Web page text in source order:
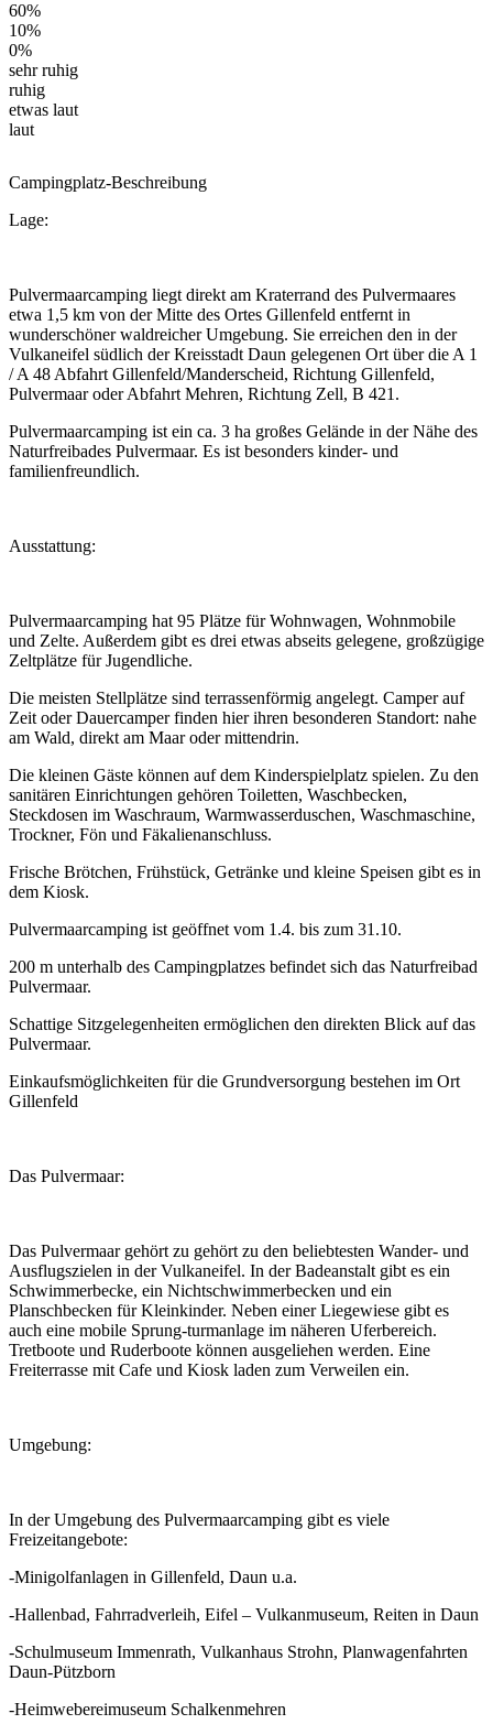
60%
10%
0%
sehr ruhig
ruhig
etwas laut
laut
Campingplatz-Beschreibung
Lage:
Pulvermaarcamping liegt direkt am Kraterrand des Pulvermaares
etwa 1,5 km von der Mitte des Ortes Gillenfeld entfernt in
wunderschöner waldreicher Umgebung. Sie erreichen den in der
Vulkaneifel südlich der Kreisstadt Daun gelegenen Ort über die A 1
/ A 48 Abfahrt Gillenfeld/Manderscheid, Richtung Gillenfeld,
Pulvermaar oder Abfahrt Mehren, Richtung Zell, B 421.
Pulvermaarcamping ist ein ca. 3 ha großes Gelände in der Nähe des
Naturfreibades Pulvermaar. Es ist besonders kinder- und
familienfreundlich.
Ausstattung:
Pulvermaarcamping hat 95 Plätze für Wohnwagen, Wohnmobile
und Zelte. Außerdem gibt es drei etwas abseits gelegene, großzügige
Zeltplätze für Jugendliche.
Die meisten Stellplätze sind terrassenförmig angelegt. Camper auf
Zeit oder Dauercamper finden hier ihren besonderen Standort: nahe
am Wald, direkt am Maar oder mittendrin.
Die kleinen Gäste können auf dem Kinderspielplatz spielen. Zu den
sanitären Einrichtungen gehören Toiletten, Waschbecken,
Steckdosen im Waschraum, Warmwasserduschen, Waschmaschine,
Trockner, Fön und Fäkalienanschluss.
Frische Brötchen, Frühstück, Getränke und kleine Speisen gibt es in
dem Kiosk.
Pulvermaarcamping ist geöffnet vom 1.4. bis zum 31.10.
200 m unterhalb des Campingplatzes befindet sich das Naturfreibad
Pulvermaar.
Schattige Sitzgelegenheiten ermöglichen den direkten Blick auf das
Pulvermaar.
Einkaufsmöglichkeiten für die Grundversorgung bestehen im Ort
Gillenfeld
Das Pulvermaar:
Das Pulvermaar gehört zu gehört zu den beliebtesten Wander- und
Ausflugszielen in der Vulkaneifel. In der Badeanstalt gibt es ein
Schwimmerbecke, ein Nichtschwimmerbecken und ein
Planschbecken für Kleinkinder. Neben einer Liegewiese gibt es
auch eine mobile Sprung-turmanlage im näheren Uferbereich.
Tretboote und Ruderboote können ausgeliehen werden. Eine
Freiterrasse mit Cafe und Kiosk laden zum Verweilen ein.
Umgebung:
In der Umgebung des Pulvermaarcamping gibt es viele
Freizeitangebote:
-Minigolfanlagen in Gillenfeld, Daun u.a.
-Hallenbad, Fahrradverleih, Eifel – Vulkanmuseum, Reiten in Daun
-Schulmuseum Immenrath, Vulkanhaus Strohn, Planwagenfahrten
Daun-Pützborn
-Heimwebereimuseum Schalkenmehren